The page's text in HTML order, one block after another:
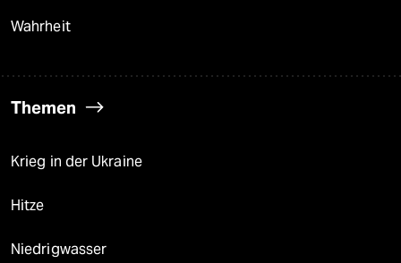
Wahrheit
Themen
Krieg in der Ukraine
Hitze
Niedrigwasser